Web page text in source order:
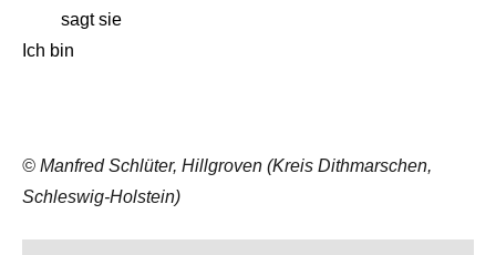
sagt sie
Ich bin
© Manfred Schlüter, Hillgroven (Kreis Dithmarschen,
Schleswig-Holstein)